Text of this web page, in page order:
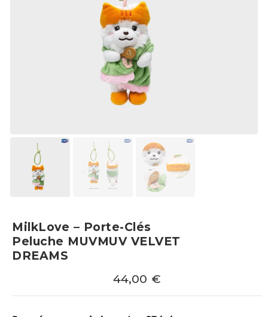
MilkLove – Porte-Clés
Peluche MUVMUV VELVET
DREAMS
44,00 €